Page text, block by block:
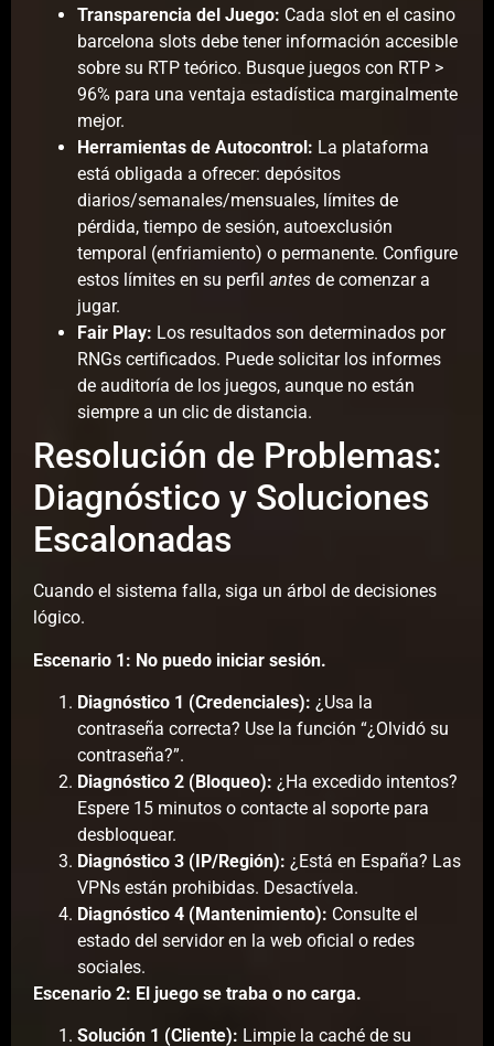
Transparencia del Juego: Cada slot en el casino
barcelona slots debe tener información accesible
sobre su RTP teórico. Busque juegos con RTP >
96% para una ventaja estadística marginalmente
mejor.
Herramientas de Autocontrol: La plataforma
está obligada a ofrecer: depósitos
diarios/semanales/mensuales, límites de
pérdida, tiempo de sesión, autoexclusión
temporal (enfriamiento) o permanente. Configure
estos límites en su perfil antes de comenzar a
jugar.
Fair Play: Los resultados son determinados por
RNGs certificados. Puede solicitar los informes
de auditoría de los juegos, aunque no están
siempre a un clic de distancia.
Resolución de Problemas:
Diagnóstico y Soluciones
Escalonadas
Cuando el sistema falla, siga un árbol de decisiones
lógico.
Escenario 1: No puedo iniciar sesión.
Diagnóstico 1 (Credenciales): ¿Usa la
contraseña correcta? Use la función “¿Olvidó su
contraseña?”.
Diagnóstico 2 (Bloqueo): ¿Ha excedido intentos?
Espere 15 minutos o contacte al soporte para
desbloquear.
Diagnóstico 3 (IP/Región): ¿Está en España? Las
VPNs están prohibidas. Desactívela.
Diagnóstico 4 (Mantenimiento): Consulte el
estado del servidor en la web oficial o redes
sociales.
Escenario 2: El juego se traba o no carga.
Solución 1 (Cliente): Limpie la caché de su